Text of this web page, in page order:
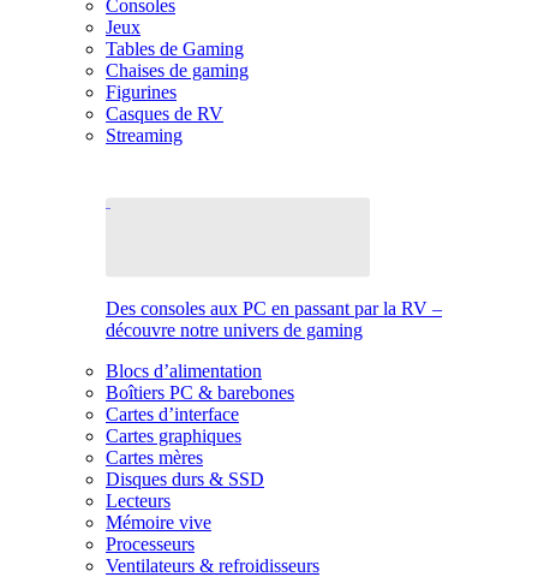
Consoles
Jeux
Tables de Gaming
Chaises de gaming
Figurines
Casques de RV
Streaming
Des consoles aux PC en passant par la RV –
découvre notre univers de gaming
Blocs d’alimentation
Boîtiers PC & barebones
Cartes d’interface
Cartes graphiques
Cartes mères
Disques durs & SSD
Lecteurs
Mémoire vive
Processeurs
Ventilateurs & refroidisseurs